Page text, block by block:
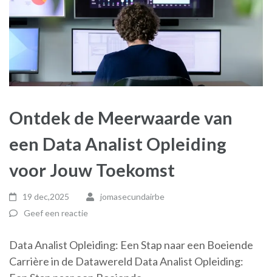
Ontdek de Meerwaarde van
een Data Analist Opleiding
voor Jouw Toekomst
19 dec,2025
jomasecundairbe
Geef een reactie
Data Analist Opleiding: Een Stap naar een Boeiende
Carrière in de Datawereld Data Analist Opleiding: